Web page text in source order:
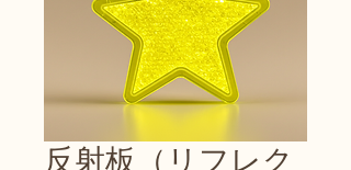
反射板（リフレク